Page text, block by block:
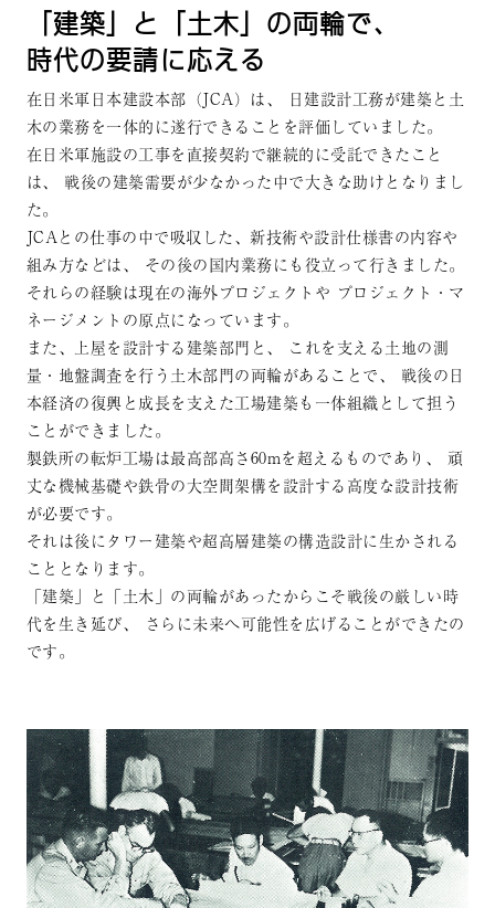
「建築」と「⼟⽊」の両輪で、
時代の要請に応える
在日米軍日本建設本部（JCA）は、
日建設計工務が建築と土
木の業務を一体的に遂行できることを評価していました。
在日米軍施設の工事を直接契約で継続的に受託できたこと
は、
戦後の建築需要が少なかった中で大きな助けとなりまし
た。
JCAとの仕事の中で吸収した、新技術や設計仕様書の内容や
組み方などは、
その後の国内業務にも役立って行きました。
それらの経験は現在の海外プロジェクトや プロジェクト・マ
ネージメントの原点になっています。
また、上屋を設計する建築部門と、
これを支える土地の測
量・地盤調査を行う土木部門の両輪があることで、
戦後の日
本経済の復興と成長を支えた工場建築も一体組織として担う
ことができました。
製鉄所の転炉工場は最高部高さ60mを超えるものであり、
頑
丈な機械基礎や鉄骨の大空間架構を設計する高度な設計技術
が必要です。
それは後にタワー建築や超高層建築の構造設計に生かされる
こととなります。
「建築」と「土木」の両輪があったからこそ戦後の厳しい時
代を生き延び、
さらに未来へ可能性を広げることができたの
です。